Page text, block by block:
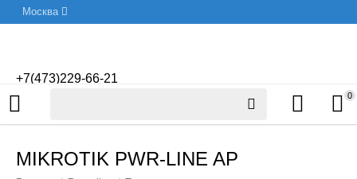
Москва
+7(473)229-66-21
0
MIKROTIK PWR-LINE AP